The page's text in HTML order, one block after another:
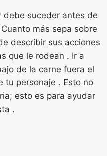
debe suceder antes de
más sepa sobre
describir sus acciones
que le rodean . Ir a
de la carne fuera el
tu personaje . Esto no
esto es para ayudar
.